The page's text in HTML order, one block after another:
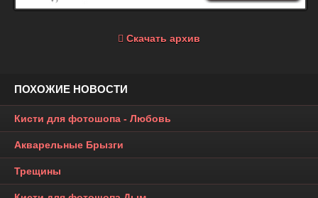
Скачать архив
ПОХОЖИЕ НОВОСТИ
Кисти для фотошопа - Любовь
Акварельные Брызги
Трещины